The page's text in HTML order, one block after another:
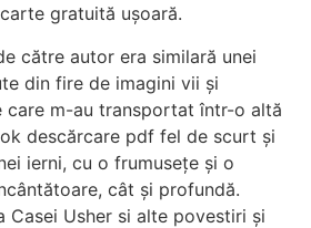
gratuită ușoară.
către autor era similară unei
din fire de imagini vii și
care m-au transportat într-o altă
descărcare pdf fel de scurt și
ierni, cu o frumusețe și o
cât și profundă.
Casei Usher si alte povestiri și